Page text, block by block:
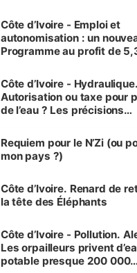
et Yamoussoukro
Côte d’Ivoire - Emploi et
autonomisation : un
Programme au profit de
Côte d’Ivoire - Hydraulique.
Autorisation ou taxe pour
de l’eau ? Les précisions
Requiem pour le N’Zi (ou
mon pays ?)
Côte d’Ivoire. Renard de
la tête des Éléphants
Côte d’Ivoire - Pollution.
Les orpailleurs privent
potable presque 200 000